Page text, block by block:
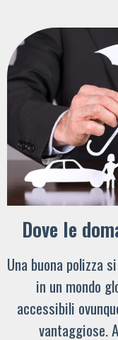
Dove le
Una buona polizza
in un mondo
accessibili
vantaggiose.